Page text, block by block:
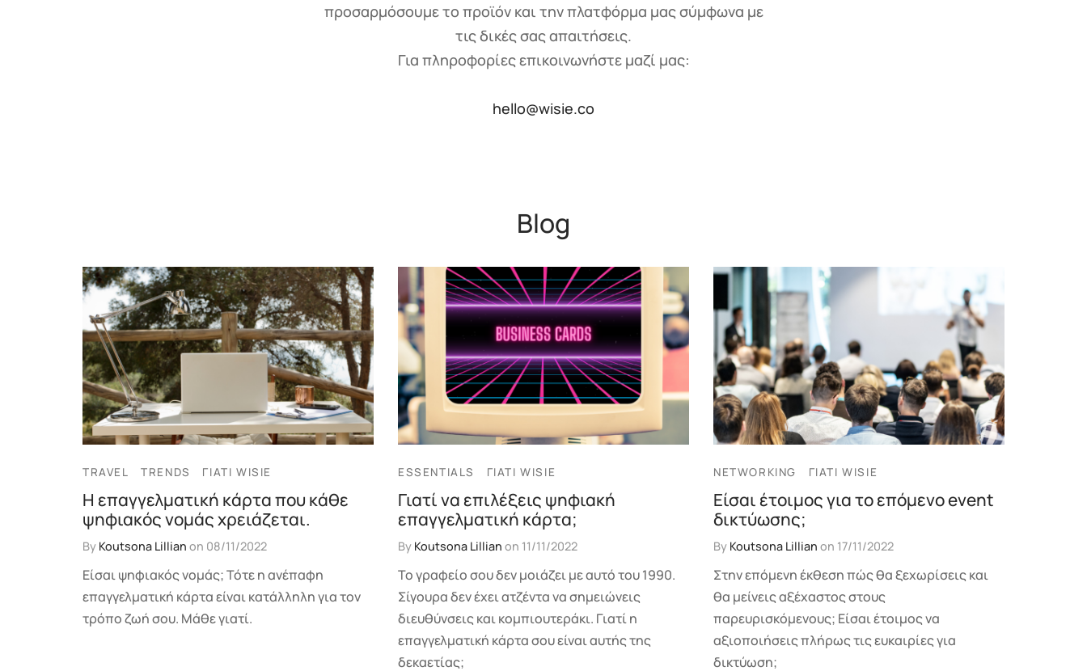
προσαρμόσουμε το προϊόν και την πλατφόρμα μας σύμφωνα με
τις δικές σας απαιτήσεις.
Για πληροφορίες επικοινωνήστε μαζί μας:
hello@wisie.co
Blog
TRAVEL TRENDS ΓΙΑΤΊ WISIE
Η επαγγελματική κάρτα που κάθε
ψηφιακός νομάς χρειάζεται.
By Koutsona Lillian on 08/11/2022
Είσαι ψηφιακός νομάς; Τότε η ανέπαφη
επαγγελματική κάρτα είναι κατάλληλη για τον
τρόπο ζωή σου. Μάθε γιατί.
ESSENTIALS ΓΙΑΤΊ WISIE
Γιατί να επιλέξεις ψηφιακή
επαγγελματική κάρτα;
By Koutsona Lillian on 11/11/2022
Το γραφείο σου δεν μοιάζει με αυτό του 1990.
Σίγουρα δεν έχει ατζέντα να σημειώνεις
διευθύνσεις και κομπιουτεράκι. Γιατί η
επαγγελματική κάρτα σου είναι αυτής της
δεκαετίας;
NETWORKING ΓΙΑΤΊ WISIE
Είσαι έτοιμος για το επόμενο event
δικτύωσης;
By Koutsona Lillian on 17/11/2022
Στην επόμενη έκθεση πώς θα ξεχωρίσεις και
θα μείνεις αξέχαστος στους
παρευρισκόμενους; Είσαι έτοιμος να
αξιοποιήσεις πλήρως τις ευκαιρίες για
δικτύωση;